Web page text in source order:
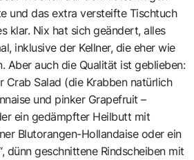
und das extra versteifte Tischtuch
klar. Nix hat sich geändert, alles
inklusive der Kellner, die eher wie
Aber auch die Qualität ist geblieben:
Crab Salad (die Krabben natürlich
und pinker Grapefruit –
ein gedämpfter Heilbutt mit
Blutorangen-Hollandaise oder ein
dünn geschnittene Rindscheiben mit